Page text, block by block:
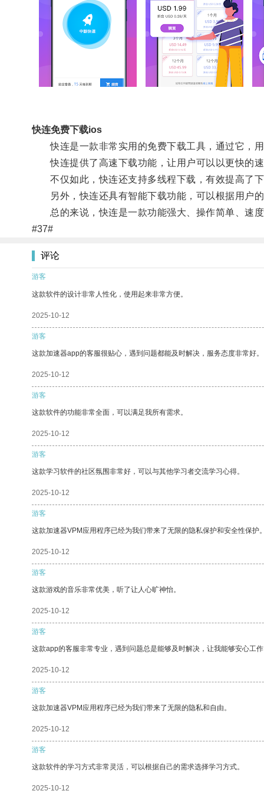
快连免费下载ios
快连是一款非常实用的免费下载工具，通过它，用
快连提供了高速下载功能，让用户可以以更快的速
不仅如此，快连还支持多线程下载，有效提高了
另外，快连还具有智能下载功能，可以根据用户的
总的来说，快连是一款功能强大、操作简单、速度
#37#
评论
游客
这款软件的设计非常人性化，使用起来非常方便。
2025-10-12
游客
这款加速器app的客服很贴心，遇到问题都能及时解决，服务态度非常好。
2025-10-12
游客
这款软件的功能非常全面，可以满足我所有需求。
2025-10-12
游客
这款学习软件的社区氛围非常好，可以与其他学习者交流学习心得。
2025-10-12
游客
这款加速器VPM应用程序已经为我们带来了无限的隐私保护和安全性保护
2025-10-12
游客
这款游戏的音乐非常优美，听了让人心旷神怡。
2025-10-12
游客
这款app的客服非常专业，遇到问题总是能够及时解决，让我能够安心工
2025-10-12
游客
这款加速器VPM应用程序已经为我们带来了无限的隐私和自由。
2025-10-12
游客
这款软件的学习方式非常灵活，可以根据自己的需求选择学习方式。
2025-10-12